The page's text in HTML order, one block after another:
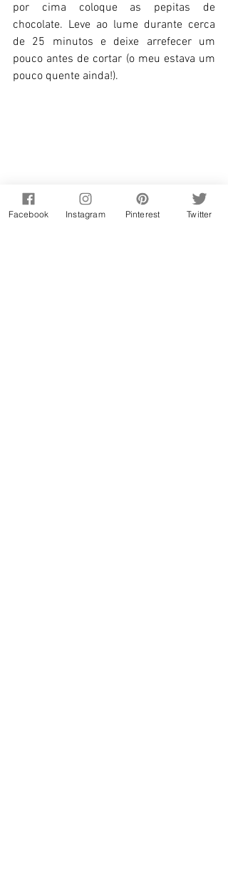
por cima coloque as pepitas de
chocolate. Leve ao lume durante cerca
de 25 minutos e deixe arrefecer um
pouco antes de cortar (o meu estava um
pouco quente ainda!).
Facebook Instagram Pinterest Twitter